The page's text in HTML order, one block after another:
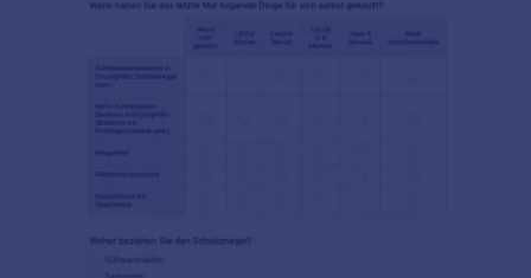
Ihren anderen Konten zu synchronisieren.
Außerdem können Sie mit dem Jotform
Berichtgenerator professionelle, gemeinsam
nutzbare Berichte erstellen, um Ihre Umfragedaten
indem Sie Ihre Social Media-Umfrage mit dieser
kostenlosen Social Media-Umfragevorlage online
durchführen.